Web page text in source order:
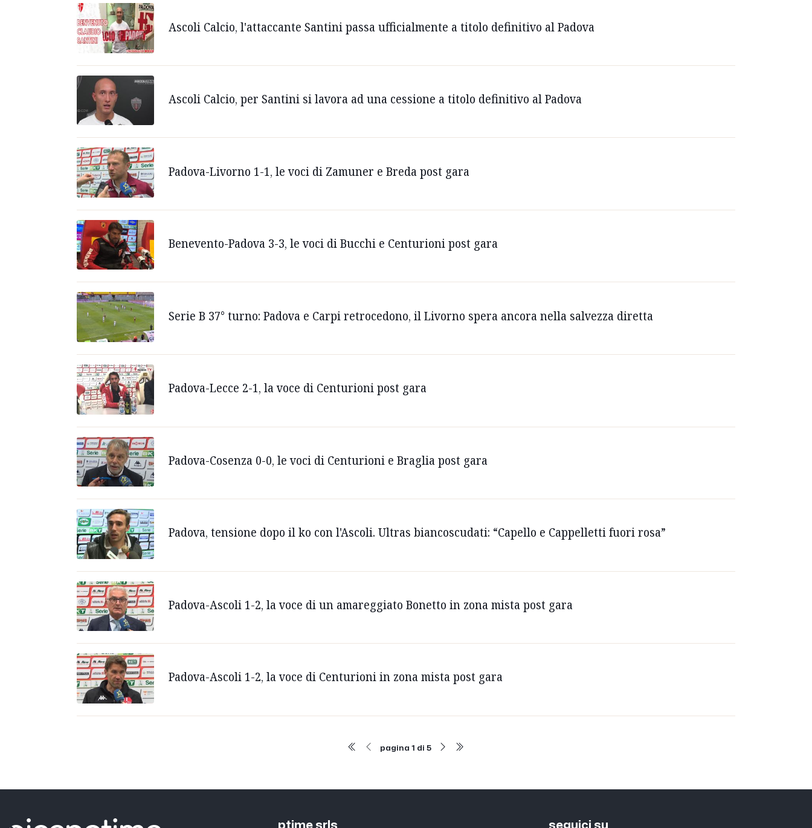
Ascoli Calcio, l'attaccante Santini passa ufficialmente a titolo definitivo al Padova
Ascoli Calcio, per Santini si lavora ad una cessione a titolo definitivo al Padova
Padova-Livorno 1-1, le voci di Zamuner e Breda post gara
Benevento-Padova 3-3, le voci di Bucchi e Centurioni post gara
Serie B 37° turno: Padova e Carpi retrocedono, il Livorno spera ancora nella salvezza diretta
Padova-Lecce 2-1, la voce di Centurioni post gara
Padova-Cosenza 0-0, le voci di Centurioni e Braglia post gara
Padova, tensione dopo il ko con l'Ascoli. Ultras biancoscudati: “Capello e Cappelletti fuori rosa”
Padova-Ascoli 1-2, la voce di un amareggiato Bonetto in zona mista post gara
Padova-Ascoli 1-2, la voce di Centurioni in zona mista post gara
pagina 1 di 5
ptime srls seguici su